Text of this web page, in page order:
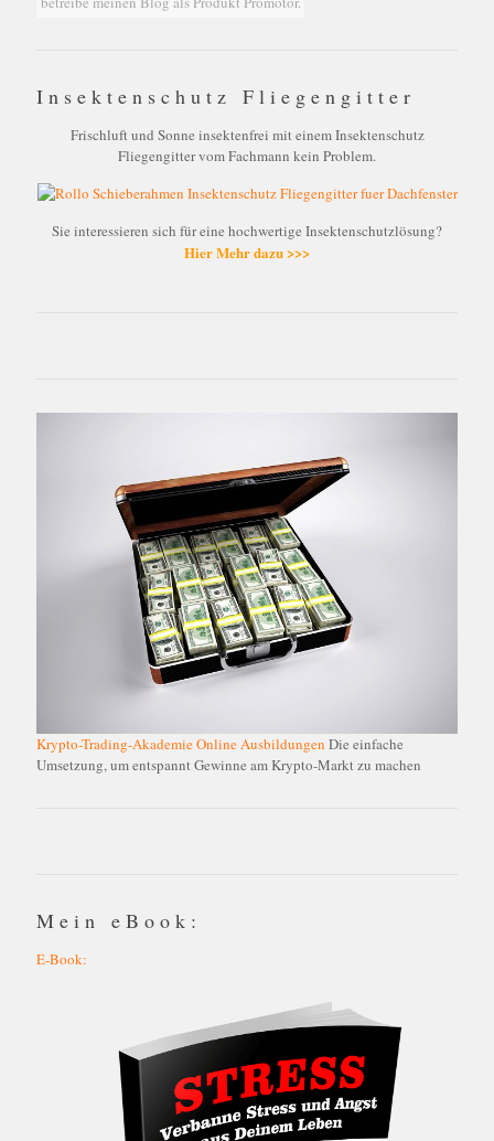
Insektenschutz Fliegengitter
Frischluft und Sonne insektenfrei mit einem Insektenschutz
Fliegengitter vom Fachmann kein Problem.
Sie interessieren sich für eine hochwertige Insektenschutzlösung?
Hier Mehr dazu >>>
Krypto-Trading-Akademie Online Ausbildungen Die einfache
Umsetzung, um entspannt Gewinne am Krypto-Markt zu machen
Mein eBook:
E-Book: